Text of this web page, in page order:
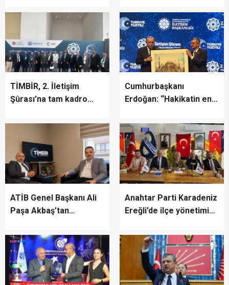
asla mümkün değil”
TİMBİR, 2. İletişim
Şûrası’na tam kadro
Cumhurbaşkanı
Erdoğan: “Hakikatin en
dönemden geçiyoruz”
ATİB Genel Başkanı Ali
Paşa Akbaş’tan
Anahtar Parti Karadeniz
Ereğli’de ilçe yönetimini